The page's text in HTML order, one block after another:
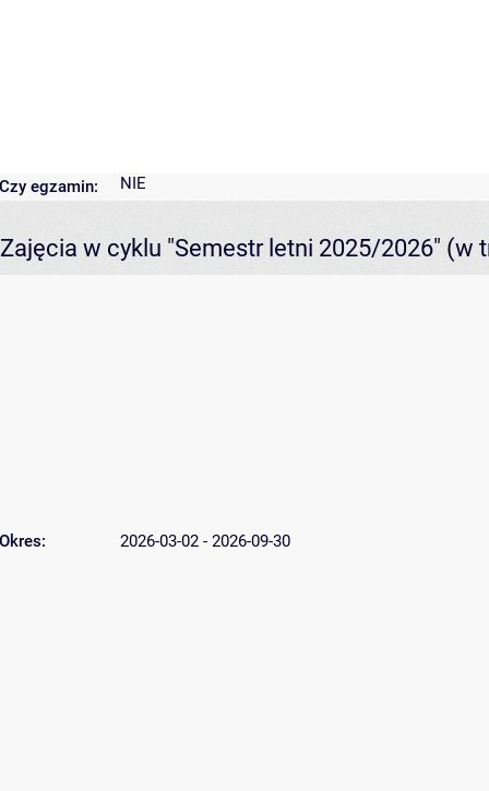
Czy egzamin: NIE
Zajęcia w cyklu "Semestr letni 2025/2026" (w
Okres: 2026-03-02 - 2026-09-30